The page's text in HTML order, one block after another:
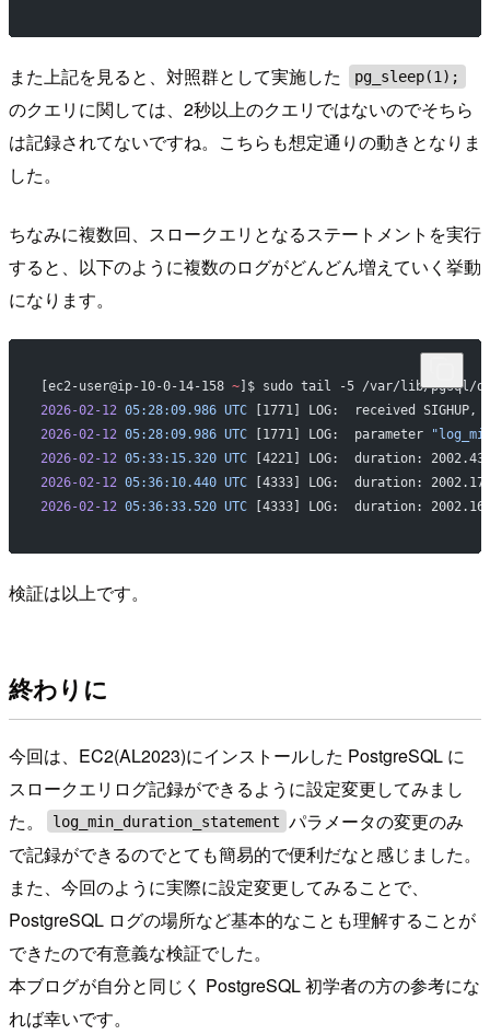
また上記を見ると、対照群として実施した pg_sleep(1);
のクエリに関しては、2秒以上のクエリではないのでそちら
は記録されてないですね。こちらも想定通りの動きとなりま
した。
ちなみに複数回、スロークエリとなるステートメントを実行
すると、以下のように複数のログがどんどん増えていく挙動
になります。
[ec2-user@ip-10-0-14-158 ~]$ sudo tail -5 /var/lib/pgsql/
2026-02-12 05:28:09.986 UTC [1771] LOG:  received
2026-02-12 05:28:09.986 UTC [1771] LOG:  parameter
2026-02-12 05:33:15.320 UTC [4221] LOG:  duration: 2002.437
2026-02-12 05:36:10.440 UTC [4333] LOG:  duration: 2002.170
2026-02-12 05:36:33.520 UTC [4333] LOG:  duration: 2002.168
検証は以上です。
終わりに
今回は、EC2(AL2023)にインストールした PostgreSQL に
スロークエリログ記録ができるように設定変更してみまし
た。
log_min_duration_statement パラメータの変更のみ
で記録ができるのでとても簡易的で便利だなと感じました。
また、今回のように実際に設定変更してみることで、
PostgreSQL ログの場所など基本的なことも理解することが
できたので有意義な検証でした。
本ブログが自分と同じく PostgreSQL 初学者の方の参考にな
れば幸いです。